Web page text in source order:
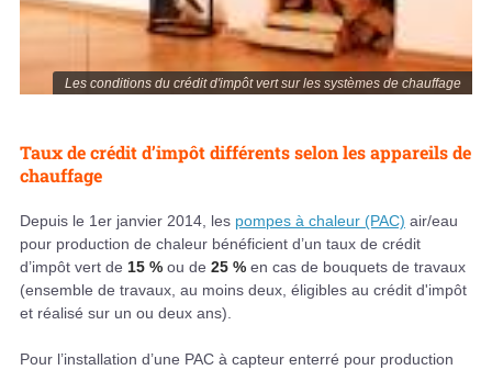
Les conditions du crédit d'impôt vert sur les systèmes de chauffage
Taux de crédit d’impôt différents selon les appareils de
chauffage
Depuis le 1er janvier 2014, les pompes à chaleur (PAC) air/eau
pour production de chaleur bénéficient d’un taux de crédit
d’impôt vert de 15 % ou de 25 % en cas de bouquets de travaux
(ensemble de travaux, au moins deux, éligibles au crédit d'impôt
et réalisé sur un ou deux ans).
Pour l’installation d’une PAC à capteur enterré pour production